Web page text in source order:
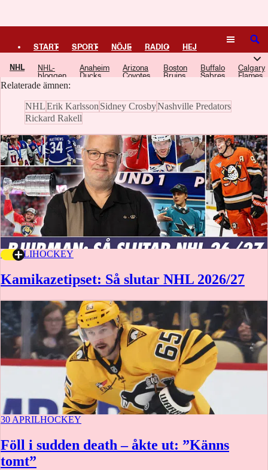
START SPORT NÖJE RADIO HEJ
PLUS TIPSA TV KULTUR LEDARE
SÖK
NHL
NHL-
bloggen
Anaheim
Ducks
Arizona
Coyotes
Boston
Bruins
Buffalo
Sabres
Calgary
Flames
Pittsburgh Penguins
Här samlar vi artiklar, video och poddavsnitt om Pittsburgh Penguins.
Relaterade ämnen:
NHLErik Karlsson Sidney CrosbyNashville Predators
Rickard Rakell
17 JULIHOCKEY
Kamikazetipset: Så slutar NHL 2026/27
30 APRILHOCKEY
Föll i sudden death – åkte ut: ”Känns
tomt”